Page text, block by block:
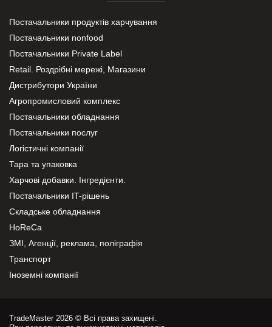
Постачальники продуктів харчування
Постачальники nonfood
Постачальники Private Label
Retail. Роздрібні мережі, Магазини
Дистрибутори України
Агропромисловий комплекс
Постачальники обладнання
Постачальники послуг
Логістичні компанії
Тара та упаковка
Харчові добавки. Інгредієнти.
Постачальники IT-рішень
Складське обладнання
HoReCa
ЗМІ, Агенції, реклама, поліграфія
Транспорт
Іноземні компанії
TradeMaster 2026 © Всі права захищені.